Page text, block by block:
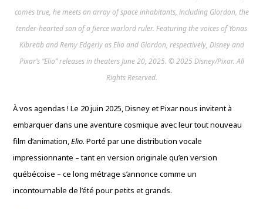
comes true, he meets an array of space inhabitants, including Glordon, the
tender-hearted son of a fierce warlord ruler. Featuring the voices of Yonas
Kibreab and Remy Edgerly as Elio and Glordon, respectively, Disney and
Pixar’s “Elio” releases in theaters June 20, 2025. © 2025 Disney/Pixar. All
Rights Reserved.
À vos agendas ! Le 20 juin 2025, Disney et Pixar nous invitent à
embarquer dans une aventure cosmique avec leur tout nouveau
film d’animation,Elio. Porté par une distribution vocale
impressionnante – tant en version originale qu’en version
québécoise – ce long métrage s’annonce comme un
incontournable de l’été pour petits et grands.